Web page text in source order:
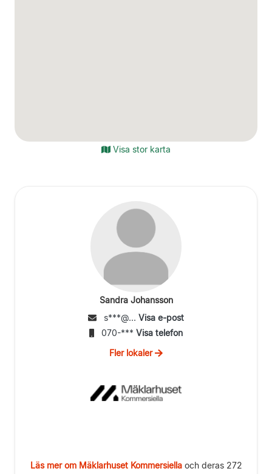
Visa stor karta
Sandra Johansson
s***@... Visa e-post
070-*** Visa telefon
Fler lokaler
Läs mer om Mäklarhuset Kommersiellaoch deras 272